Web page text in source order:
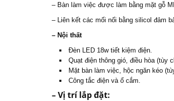
– Bàn làm việc được làm bằng mặt gỗ
– Liên kết các mối nối bằng silicol đảm
– Nội thất
Đèn LED 18w tiết kiệm điện.
Quạt điện thông gió, điều hòa (tùy
Mặt bàn làm việc, hộc ngăn kéo
Công tắc điện và ổ cắm.
– Vị trí lắp đặt: